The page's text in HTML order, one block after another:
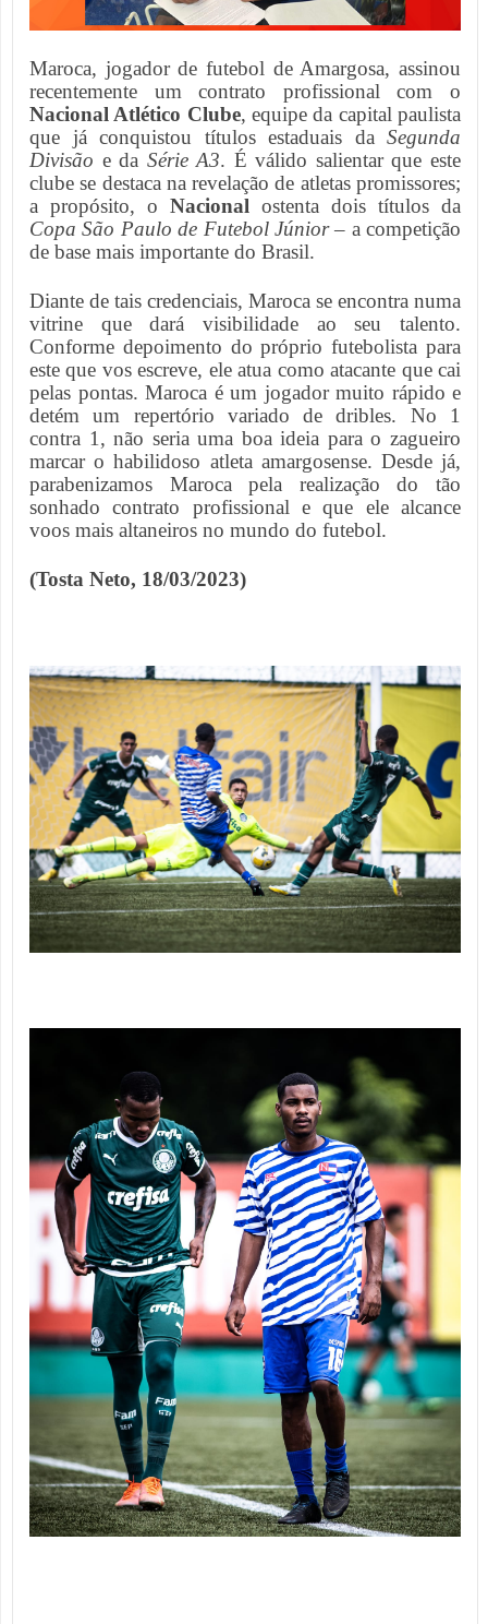
Maroca, jogador de futebol de Amargosa, assinou
recentemente um contrato profissional com o
Nacional Atlético Clube, equipe da capital paulista
que já conquistou títulos estaduais da Segunda
Divisão e da Série A3. É válido salientar que este
clube se destaca na revelação de atletas promissores;
a propósito, o Nacional ostenta dois títulos da
Copa São Paulo de Futebol Júnior– a competição
de base mais importante do Brasil.
Diante de tais credenciais, Maroca se encontra numa
vitrine que dará visibilidade ao seu talento.
Conforme depoimento do próprio futebolista para
este que vos escreve, ele atua como atacante que cai
pelas pontas. Maroca é um jogador muito rápido e
detém um repertório variado de dribles. No 1
contra 1, não seria uma boa ideia para o zagueiro
marcar o habilidoso atleta amargosense. Desde já,
parabenizamos Maroca pela realização do tão
sonhado contrato profissional e que ele alcance
voos mais altaneiros no mundo do futebol.
(Tosta Neto, 18/03/2023)